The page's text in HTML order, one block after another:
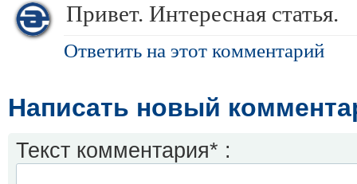
Привет. Интересная статья.
Ответить на этот комментарий
Написать новый
Текст комментария* :